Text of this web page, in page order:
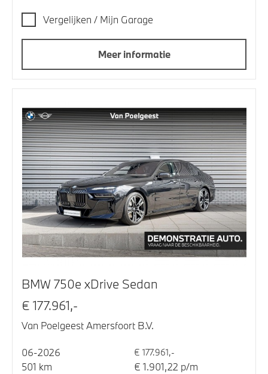
Vergelijken / Mijn Garage
Meer informatie
BMW 750e xDrive Sedan
€ 177.961,-
Van Poelgeest Amersfoort B.V.
06-2026 € 177.961,-
501 km € 1.901,22 p/m